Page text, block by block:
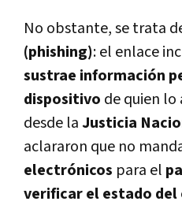
No obstante, se trata
(phishing): el enlace
sustrae información
dispositivo de quien lo
desde laJusticia
aclararon que no
electrónicos para el
verificar el estado